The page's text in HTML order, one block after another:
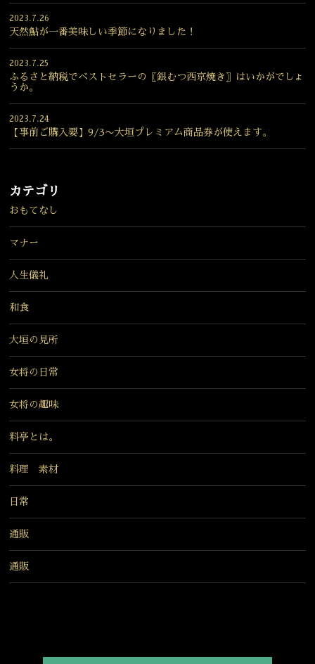
2023.7.26
天然鮎が一番美味しい季節になりました！
2023.7.25
ふるさと納税でベストセラーの〖銀むつ西京焼き〗はいかがでしょ
うか。
2023.7.24
【事前ご購入要】9/3〜大垣プレミアム商品券が使えます。
カテゴリ
おもてなし
マナー
人生儀礼
和食
大垣の見所
女将の日常
女将の趣味
料亭とは。
料理 素材
日常
通販
通販